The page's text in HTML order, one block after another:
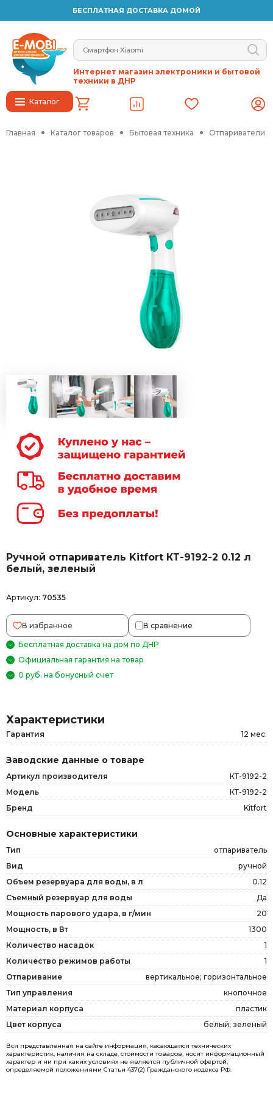
БЕСПЛАТНАЯ ДОСТАВКА ДОМОЙ
Каталог
Интернет магазин электроники и бытовой
техники в ДНР
Главная Каталог товаров Бытовая техника Отпариватели
Ручной отпариватель Kitfort КТ-9192-2 0.12 л
белый, зеленый
Артикул: 70535
В избранное В сравнение
Бесплатная доставка на дом по ДНР
Официальная гарантия на товар
0 руб. на бонусный счет
Характеристики
Гарантия 12 мес.
Заводские данные о товаре
Артикул производителя
КТ-9192-2
Модель
КТ-9192-2
Бренд
Kitfort
Основные характеристики
Тип
отпариватель
Вид
ручной
Объем резервуара для воды, в л
0.12
Съемный резервуар для воды
Да
Мощность парового удара, в г/мин
20
Мощность, в Вт
1300
Количество насадок
1
Количество режимов работы
1
Отпаривание
вертикальное; горизонтальное
Тип управления
кнопочное
Материал корпуса
пластик
Цвет корпуса
белый; зеленый
Вся представленная на сайте информация, касающаяся технических
характеристик, наличия на складе, стоимости товаров, носит информационный
характер и ни при каких условиях не является публичной офертой,
определяемой положениями Статьи 437(2) Гражданского кодекса РФ.